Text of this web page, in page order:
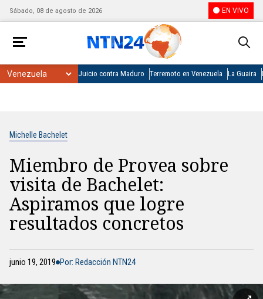
Sábado, 08 de agosto de 2026 EN VIVO
Juicio contra Maduro Terremoto en Venezuela La Guaira
Michelle Bachelet
Miembro de Provea sobre
visita de Bachelet:
Aspiramos que logre
resultados concretos
junio 19, 2019 Por: Redacción NTN24